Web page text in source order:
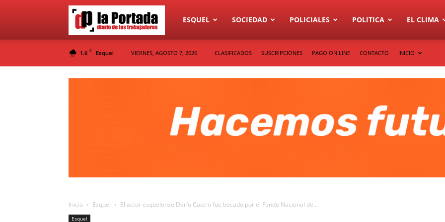
Diario
La
ESQUEL SOCIEDAD POLICIALES POLITICA EL CLIMA
1.6 C Esquel VIERNES, AGOSTO 7, 2026 CLASIFICADOS SUSCRIPCIONES PAGO ON LINE CONTACTO INICIO
Inicio Esquel El actor esquelense Darío Castro fue becado por el Fondo Nacional de...
Esquel